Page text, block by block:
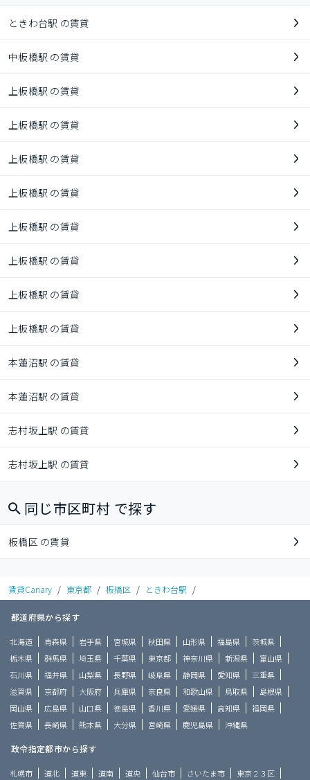
ときわ台駅 の賃貸
中板橋駅 の賃貸
上板橋駅 の賃貸
上板橋駅 の賃貸
上板橋駅 の賃貸
上板橋駅 の賃貸
上板橋駅 の賃貸
上板橋駅 の賃貸
上板橋駅 の賃貸
上板橋駅 の賃貸
本蓮沼駅 の賃貸
本蓮沼駅 の賃貸
志村坂上駅 の賃貸
志村坂上駅 の賃貸
同じ市区町村 で探す
板橋区 の賃貸
賃貸Canary / 東京都 / 板橋区 / ときわ台駅 /
都道府県から探す
北海道 青森県 岩手県 宮城県 秋田県 山形県 福島県
茨城県
栃木県
群馬県 埼玉県 千葉県 東京都 神奈川県 新潟県
富山県
石川県
福井県 山梨県 長野県 岐阜県 静岡県 愛知県
三重県
滋賀県
京都府 大阪府 兵庫県 奈良県 和歌山県 鳥取県
島根県
岡山県
広島県 山口県 徳島県 香川県 愛媛県 高知県
福岡県
佐賀県
長崎県 熊本県 大分県 宮崎県 鹿児島県 沖縄県
政令指定都市から探す
札幌市 道北 道東 道南 道央 仙台市 さいたま市 東京２３区